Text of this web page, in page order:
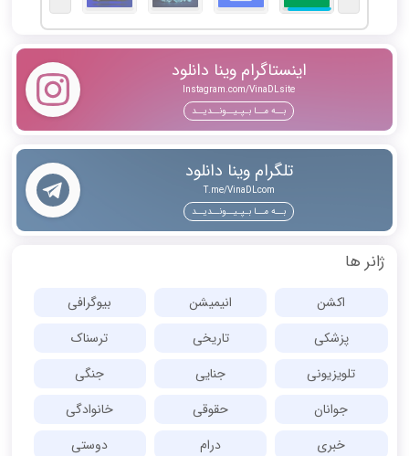
اینستاگرام وینا دانلود
Instagram.com/VinaDLsite
بــه مــا بـپـیــونــدیــد
تلگرام وینا دانلود
T.me/VinaDLcom
بــه مــا بـپـیــونــدیــد
ژانر ها
اکشن انیمیشن
بیوگرافی
پزشکی
تاریخی
ترسناک
تلویزیونی
جنایی
جنگی
جوانان
حقوقی
خانوادگی
خبری
درام
دوستی